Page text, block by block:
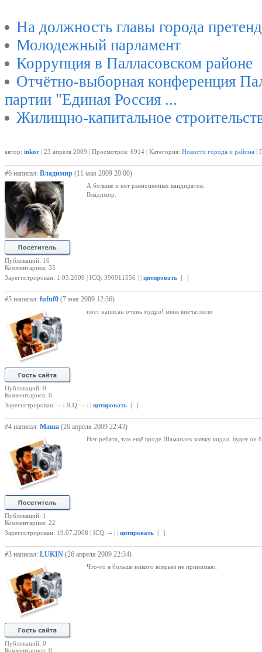
На должность главы города
Молодежный парламент
Коррупция в Палласовском районе
Отчётно-выборная конференция
партии "Единая Россия ...
Жилищно-капитальное
автор: inkor | 23 апреля 2009 | Просмотров: 6914 | Категория: Новости города и района |
#6 написал: Владимир (11 мая 2009 20:00)
Публикаций: 16
Комментариев: 35
А больше и нет равноценных кандидатов.
Владимир.
Зарегистрирован: 1.03.2009 | ICQ: 390011556 | | цитировать | |
#5 написал: fufnf0 (7 мая 2009 12:36)
Публикаций: 0
Комментариев: 0
пост написан очень мудро! меня впечатлило
Зарегистрирован: -- | ICQ: -- | | цитировать | |
#4 написал: Маша (26 апреля 2009 22:43)
Публикаций: 1
Комментариев: 22
Нет ребята, там ещё вроде Шаманаев заявку кидал. Будет он
Зарегистрирован: 19.07.2008 | ICQ: -- | | цитировать | |
#3 написал: LUKIN (26 апреля 2009 22:34)
Публикаций: 0
Комментариев: 0
Что-то я больше никого всерьёз не принимаю.